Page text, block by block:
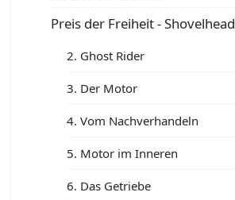
Preis der Freiheit - Shovelhead
2. Ghost Rider
3. Der Motor
4. Vom Nachverhandeln
5. Motor im Inneren
6. Das Getriebe